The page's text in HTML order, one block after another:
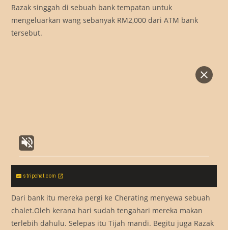
Razak singgah di sebuah bank tempatan untuk
mengeluarkan wang sebanyak RM2,000 dari ATM bank
tersebut.
stripchat.com
Dari bank itu mereka pergi ke Cherating menyewa sebuah
chalet.Oleh kerana hari sudah tengahari mereka makan
terlebih dahulu. Selepas itu Tijah mandi. Begitu juga Razak